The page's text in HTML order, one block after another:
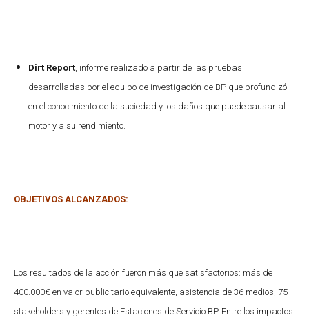
Dirt Report , informe realizado a partir de las pruebas
desarrolladas por el equipo de investigación de BP que profundizó
en el conocimiento de la suciedad y los daños que puede causar al
motor y a su rendimiento.
OBJETIVOS ALCANZADOS:
Los resultados de la acción fueron más que satisfactorios: más de
400.000€ en valor publicitario equivalente, asistencia de 36 medios, 75
stakeholders y gerentes de Estaciones de Servicio BP. Entre los impactos